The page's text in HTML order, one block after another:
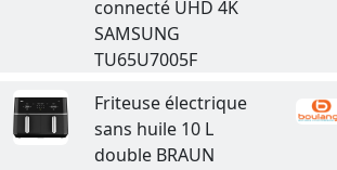
connecté UHD 4K
SAMSUNG
TU65U7005F
Friteuse électrique
sans huile 10 L
double BRAUN